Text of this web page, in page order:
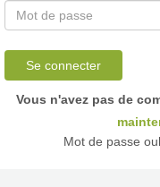
Se connecter
Vous n'avez pas de
Mot de passe